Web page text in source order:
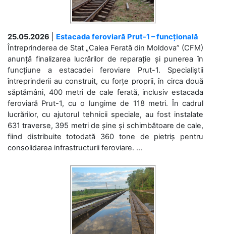
25.05.2026
Estacada feroviară Prut-1 – funcțională
Întreprinderea de Stat „Calea Ferată din Moldova” (CFM)
anunță finalizarea lucrărilor de reparație și punerea în
funcțiune a estacadei feroviare Prut-1. Specialiștii
întreprinderii au construit, cu forțe proprii, în circa două
săptămâni, 400 metri de cale ferată, inclusiv estacada
feroviară Prut-1, cu o lungime de 118 metri. În cadrul
lucrărilor, cu ajutorul tehnicii speciale, au fost instalate
631 traverse, 395 metri de șine și schimbătoare de cale,
fiind distribuite totodată 360 tone de pietriș pentru
consolidarea infrastructurii feroviare. ...